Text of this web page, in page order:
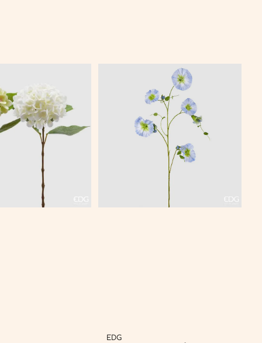
EDG